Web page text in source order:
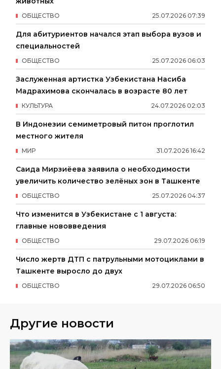
25.07.2026 07:39
ОБЩЕСТВО
Для абитуриентов начался этап выбора вузов и
специальностей
25.07.2026 06:03
ОБЩЕСТВО
Заслуженная артистка Узбекистана Насиба
Мадрахимова скончалась в возрасте 80 лет
24.07.2026 02:03
КУЛЬТУРА
В Индонезии семиметровый питон проглотил
местного жителя
31.07.2026 16:42
МИР
Саида Мирзиёева заявила о необходимости
увеличить количество зелёных зон в Ташкенте
25.07.2026 04:37
ОБЩЕСТВО
Что изменится в Узбекистане с 1 августа:
главные нововведения
29.07.2026 06:19
ОБЩЕСТВО
Число жертв ДТП с патрульными мотоциклами в
Ташкенте выросло до двух
29.07.2026 06:50
ОБЩЕСТВО
Другие новости